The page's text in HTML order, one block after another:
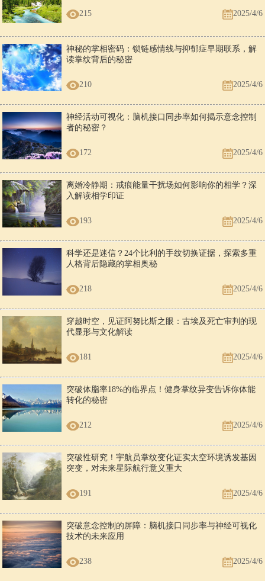
215 2025/4/6
神秘的掌相密码：锁链感情线与抑郁症早期联系，解
读掌纹背后的秘密
210 2025/4/6
神经活动可视化：脑机接口同步率如何揭示意念控制
者的秘密？
172 2025/4/6
离婚冷静期：戒痕能量干扰场如何影响你的相学？深
入解读相学印证
193 2025/4/6
科学还是迷信？24个比利的手纹切换证据，探索多重
人格背后隐藏的掌相奥秘
218 2025/4/6
穿越时空，见证阿努比斯之眼：古埃及死亡审判的现
代显形与文化解读
181 2025/4/6
突破体脂率18%的临界点！健身掌纹异变告诉你体能
转化的秘密
212 2025/4/6
突破性研究！宇航员掌纹变化证实太空环境诱发基因
突变，对未来星际航行意义重大
191 2025/4/6
突破意念控制的屏障：脑机接口同步率与神经可视化
技术的未来应用
238 2025/4/6